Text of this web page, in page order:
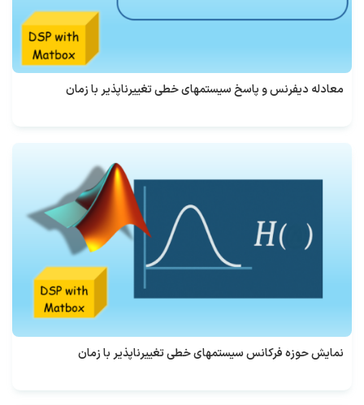
معادله دیفرنس و پاسخ سیستمهای خطی تغییرناپذیر با زمان
نمایش حوزه فرکانس سیستمهای خطی تغییرناپذیر با زمان